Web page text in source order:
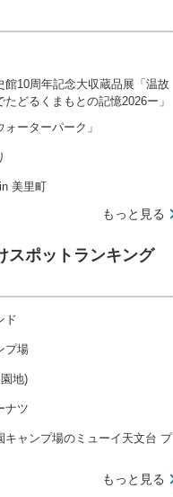
館10周年記念大収蔵品展「温故
どるくまもとの記憶2026ー」
ーターパーク」
美里町
もっと見る
スポットランキング
ド
プ場
地)
ナツ
キャンプ場のミューイ天文台 プ
もっと見る